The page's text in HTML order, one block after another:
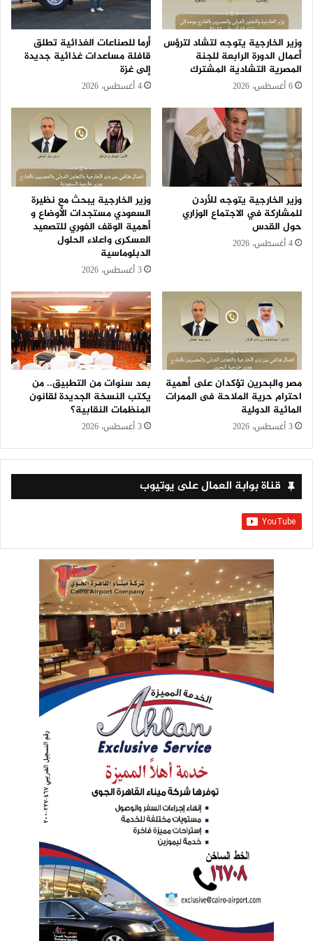
وزير الخارجية يتوجه لتشاد لترؤس
أعمال الدورة الرابعة للجنة
المصرية التشادية المشترك
6 أغسطس، 2026
أرما للصناعات الغذائية تطلق
قافلة مساعدات غذائية جديدة
إلى غزة
4 أغسطس، 2026
وزير الخارجية يتوجه للأردن
للمشاركة في الاجتماع الوزاري
حول القدس
4 أغسطس، 2026
وزير الخارجية يبحث مع نظيرة
السعودي مستجدات الأوضاع و
أهمية الوقف الفوري للتصعيد
العسكرى واعلاء الحلول
الدبلوماسية
3 أغسطس، 2026
مصر والبحرين تؤكدان على أهمية
احترام حرية الملاحة فى الممرات
المائية الدولية
3 أغسطس، 2026
بعد سنوات من التطبيق.. من
يكتب النسخة الجديدة لقانون
المنظمات النقابية؟
3 أغسطس، 2026
قناة بوابة العمال على يوتيوب